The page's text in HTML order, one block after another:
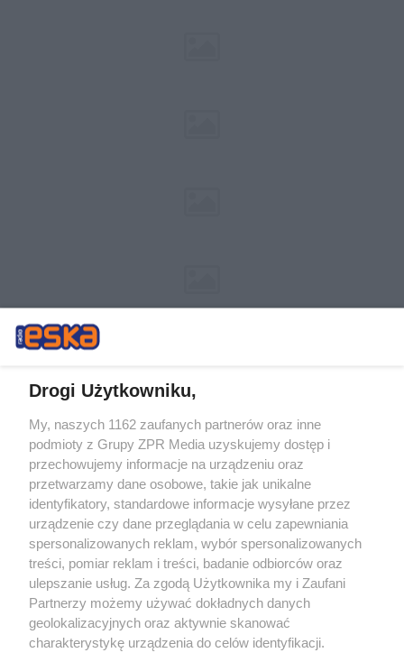
Żaden utwór zamieszczony w serwisie nie może być powielany i
rozpowszechniany lub dalej rozpowszechniany w jakikolwiek sposób (w
tym także elektroniczny lub mechaniczny) na jakimkolwiek polu
eksploatacji w jakiejkolwiek formie, włącznie z umieszczaniem w
Internecie bez pisemnej zgody właściciela praw. Jakiekolwiek użycie lub
wykorzystanie utworów w całości lub w części z naruszeniem prawa,
tzn. bez właściwej zgody, jest zabronione pod groźbą kary i może być
ścigane prawnie.
Drogi Użytkowniku,
My, naszych 1162 zaufanych partnerów oraz inne
podmioty z Grupy ZPR Media uzyskujemy dostęp i
przechowujemy informacje na urządzeniu oraz
przetwarzamy dane osobowe, takie jak unikalne
identyfikatory, standardowe informacje wysyłane przez
urządzenie czy dane przeglądania w celu zapewniania
spersonalizowanych reklam, wybór spersonalizowanych
treści, pomiar reklam i treści, badanie odbiorców oraz
ulepszanie usług. Za zgodą Użytkownika my i Zaufani
Partnerzy możemy używać dokładnych danych
geolokalizacyjnych oraz aktywnie skanować
charakterystykę urządzenia do celów identyfikacji.